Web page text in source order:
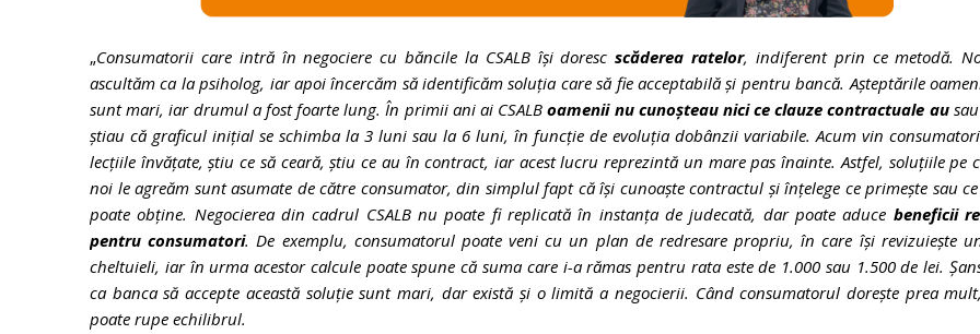
„Consumatorii care intră în negociere cu băncile la CSALB își dorescscăderea ratelor, indiferent prin ce metodă.
ascultăm ca la psiholog, iar apoi încercăm să identificăm soluția care să fie acceptabilă și pentru bancă. Așteptările
sunt mari, iar drumul a fost foarte lung. În primii ani ai CSALBoamenii nu cunoșteau nici ce clauze contractuale au
știau că graficul inițial se schimba la 3 luni sau la 6 luni, în funcție de evoluția dobânzii variabile. Acum vin
lecțiile învățate, știu ce să ceară, știu ce au în contract, iar acest lucru reprezintă un mare pas înainte. Astfel, soluțiile pe
noi le agreăm sunt asumate de către consumator, din simplul fapt că își cunoaște contractul și înțelege ce primește sau
poate obține. Negocierea din cadrul CSALB nu poate fi replicată în instanța de judecată, dar poate aduce beneficii
pentru consumatori. De exemplu, consumatorul poate veni cu un plan de redresare propriu, în care își revizuiește
cheltuieli, iar în urma acestor calcule poate spune că suma care i-a rămas pentru rata este de 1.000 sau 1.500 de lei.
ca banca să accepte această soluție sunt mari, dar există și o limită a negocierii. Când consumatorul dorește prea
poate rupe echilibrul.